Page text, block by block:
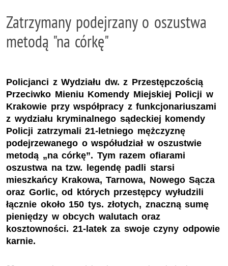
Zatrzymany podejrzany o oszustwa
metodą "na córkę"
Policjanci z Wydziału dw. z Przestępczością
Przeciwko Mieniu Komendy Miejskiej Policji w
Krakowie przy współpracy z funkcjonariuszami
z wydziału kryminalnego sądeckiej komendy
Policji zatrzymali 21-letniego mężczyznę
podejrzewanego o współudział w oszustwie
metodą „na córkę”. Tym razem ofiarami
oszustwa na tzw. legendę padli starsi
mieszkańcy Krakowa, Tarnowa, Nowego Sącza
oraz Gorlic, od których przestępcy wyłudzili
łącznie około 150 tys. złotych, znaczną sumę
pieniędzy w obcych walutach oraz
kosztowności. 21-latek za swoje czyny odpowie
karnie.